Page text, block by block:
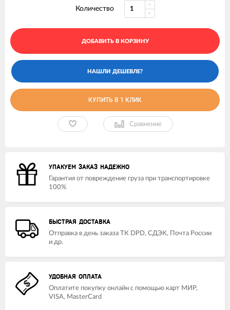
Количество
ДОБАВИТЬ В КОРЗИНУ
КУПИТЬ В 1 КЛИК
Сравнение
УПАКУЕМ ЗАКАЗ НАДЕЖНО
Гарантия от повреждение груза при транспортировке
100%
БЫСТРАЯ ДОСТАВКА
Отправка в день заказа ТК DPD, СДЭК, Почта России
и др.
УДОБНАЯ ОПЛАТА
Оплатите покупку онлайн с помощью карт МИР,
VISA, MasterCard